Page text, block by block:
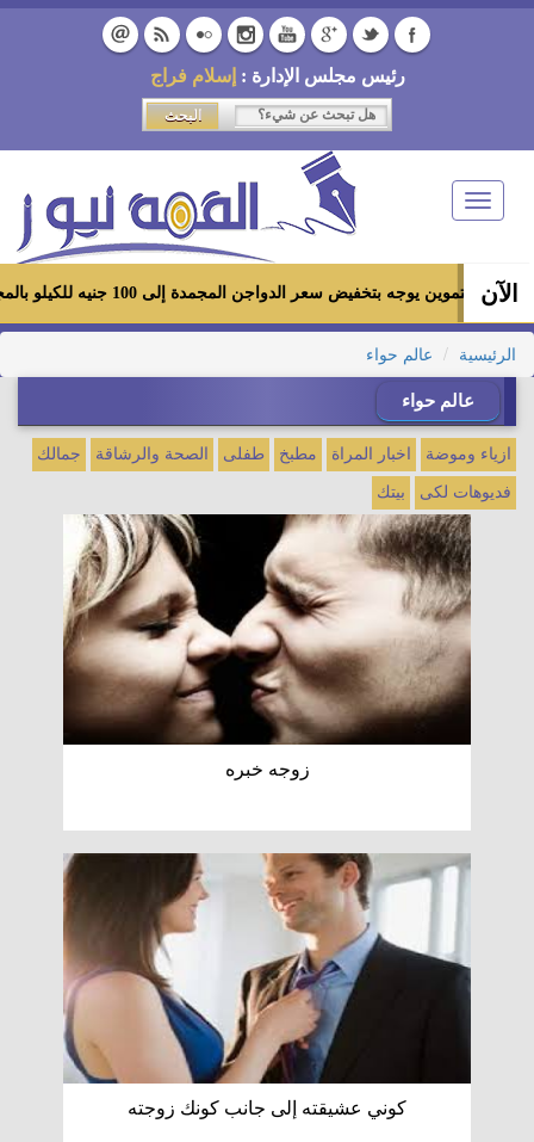
رئيس مجلس الإدارة : إسلام فراج
Toggle
navigation
الآن
التموين يوجه بتخفيض سعر الدواجن المجمدة إلى 100 جنيه للكيلو بالمجمعات الاستهلاكية ومعارض «أهلاً رمضان»
الرئيسية عالم حواء
عالم حواء
ازياء وموضة اخبار المراة مطبخ طفلى الصحة والرشاقة جمالك
فديوهات لكى بيتك
زوجه خبره
كوني عشيقته إلى جانب كونك زوجته